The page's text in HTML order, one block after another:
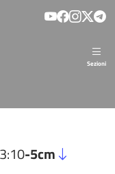
Sezioni
-5cm